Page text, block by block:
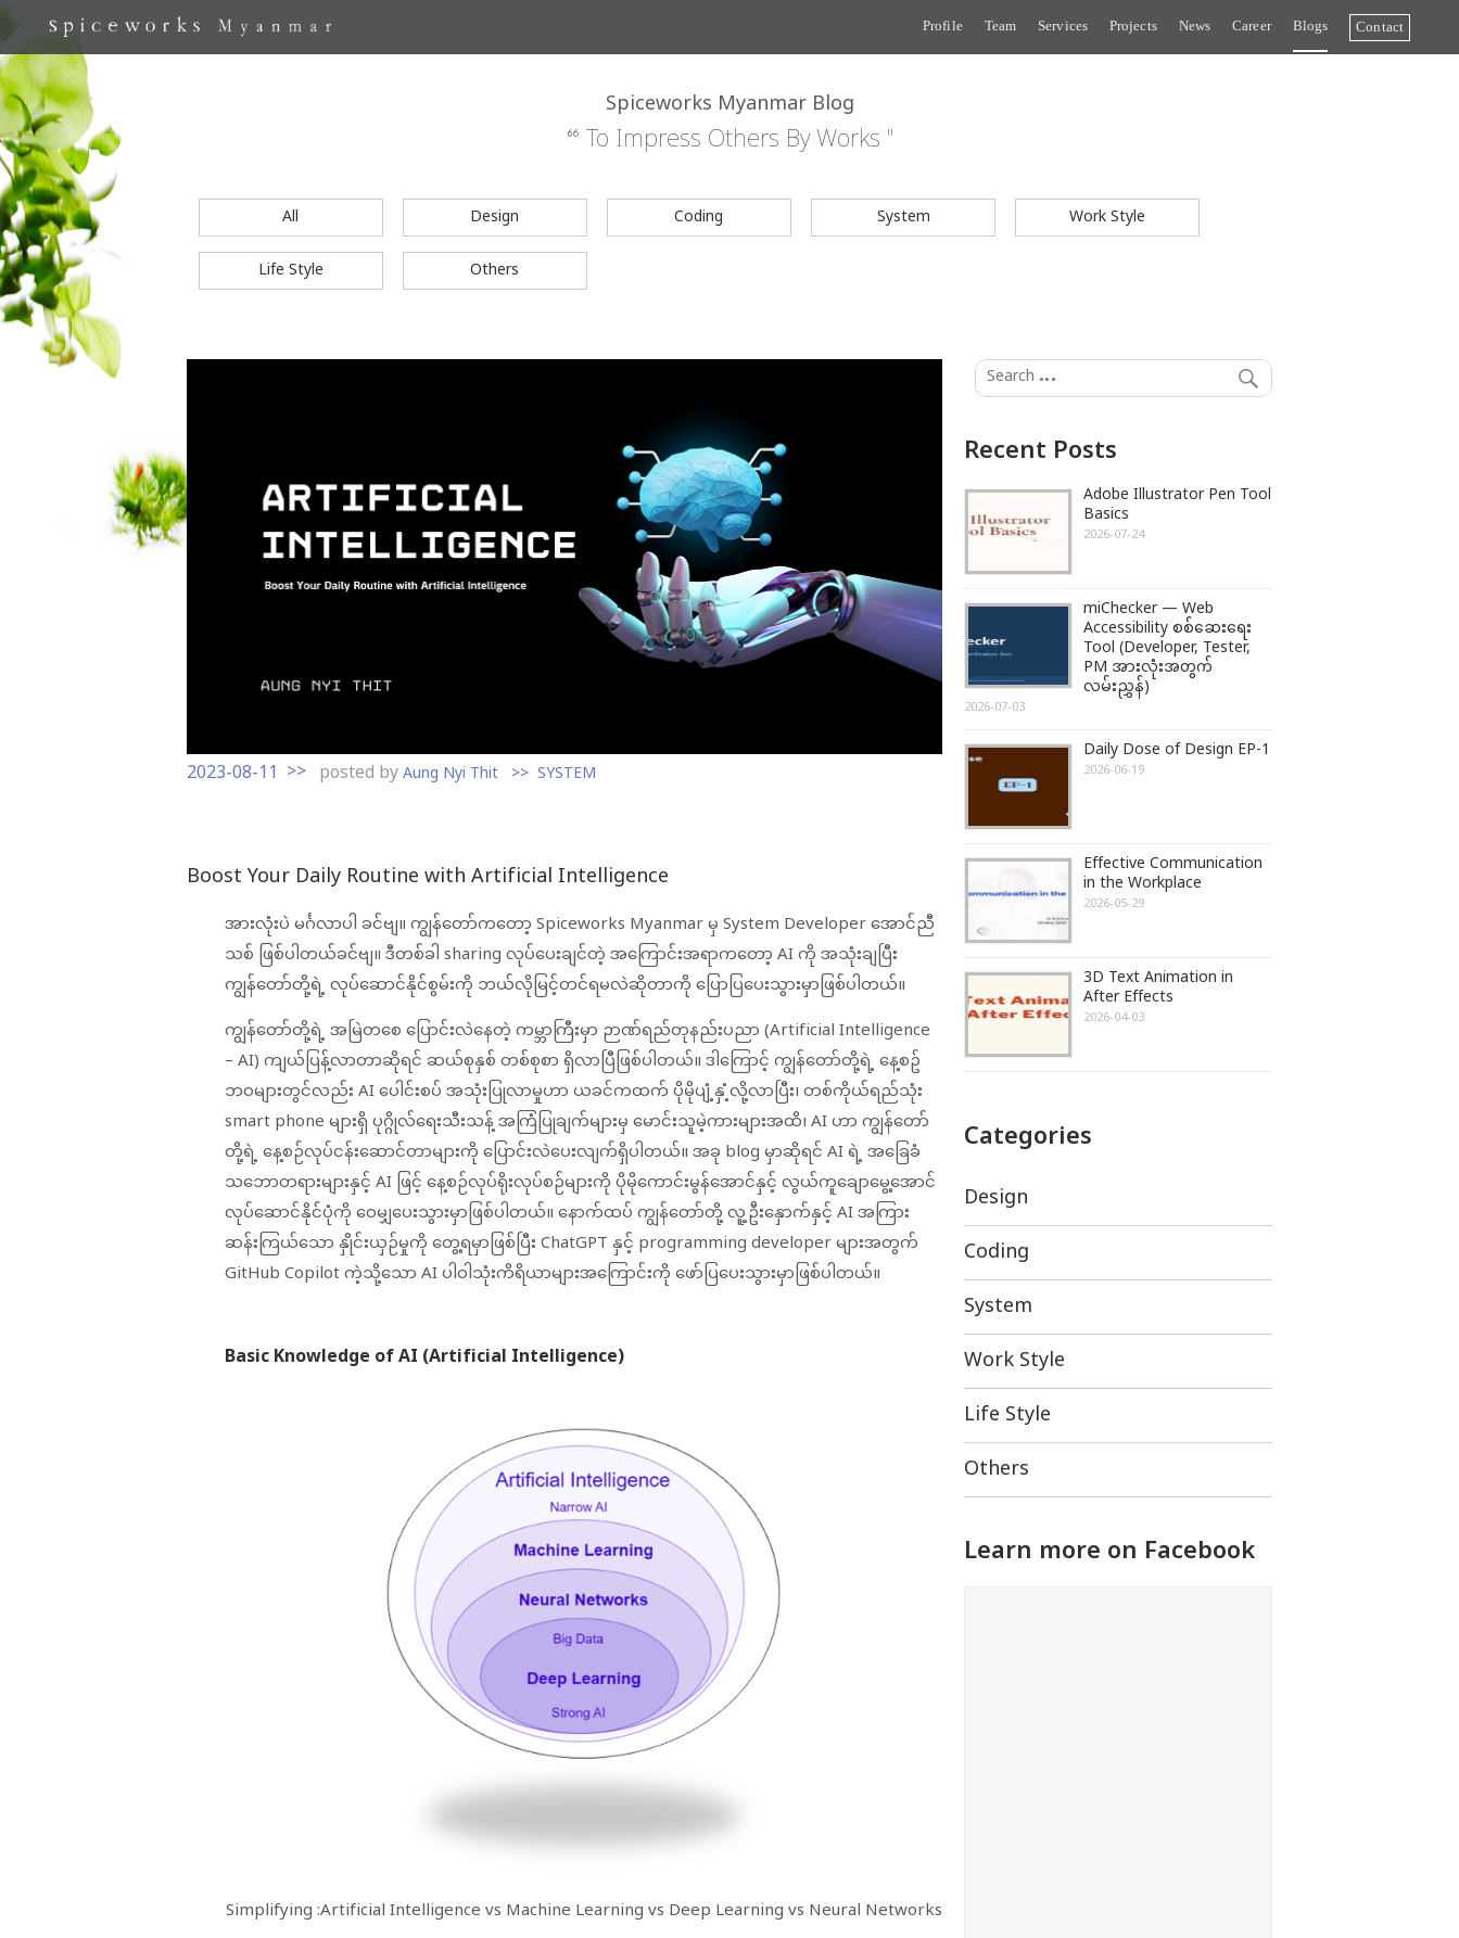
Profile Team Services Projects News Career Blogs Contact
Spiceworks Myanmar Blog
“ To Impress Others By Works "
All Design Coding System
Work Style
Life Style
Others
2023-08-11
posted byAung Nyi Thit SYSTEM
Boost Your Daily Routine with Artificial Intelligence
အားလုံးပဲ မင်္ဂလာပါ ခင်ဗျ။ ကျွန်တော်ကတော့ Spiceworks Myanmar မှ System Developer အောင်ညီ
သစ် ဖြစ်ပါတယ်ခင်ဗျ။ ဒီတစ်ခါ sharing လုပ်ပေးချင်တဲ့ အကြောင်းအရာကတော့ AI ကို အသုံးချပြီး
ကျွန်တော်တို့ရဲ့ လုပ်ဆောင်နိုင်စွမ်းကို ဘယ်လိုမြင့်တင်ရမလဲဆိုတာကို ‌ပြောပြပေးသွားမှာဖြစ်ပါတယ်။
ကျွန်တော်တို့ရဲ့ အမြဲတစေ ပြောင်းလဲနေတဲ့ ကမ္ဘာကြီးမှာ ဉာဏ်ရည်တုနည်းပညာ (Artificial Intelligence
– AI) ကျယ်ပြန့်လာတာဆိုရင် ဆယ်စုနှစ် တစ်စုစာ ရှိလာပြီဖြစ်ပါတယ်။ ဒါကြောင့် ကျွန်တော်တို့ရဲ့ နေ့စဥ်
ဘဝများတွင်လည်း AI ပေါင်းစပ် အသုံးပြုလာမှုဟာ ယခင်ကထက် ပိုမိုပျံ့နှံ့လို့လာပြီး၊ တစ်ကိုယ်ရည်သုံး
smart phone များရှိ ပုဂ္ဂိုလ်ရေးသီးသန့် အကြံပြုချက်များမှ မောင်းသူမဲ့ကားများအထိ၊ AI ဟာ ကျွန်တော်
တို့ရဲ့ နေ့စဉ်လုပ်ငန်းဆောင်တာများကို ပြောင်းလဲပေးလျက်ရှိပါတယ်။ အခု blog မှာဆိုရင် AI ရဲ့ အခြေခံ
သဘောတရားများနှင့် AI ဖြင့် နေ့စဉ်လုပ်ရိုးလုပ်စဉ်များကို ပိုမိုကောင်းမွန်အောင်နှင့် လွယ်ကူချောမွေ့အောင်
လုပ်ဆောင်နိုင်ပုံကို‌ ဝေမျှပေးသွားမှာဖြစ်ပါတယ်။ နောက်ထပ် ကျွန်တော်တို့ လူ့ဦးနှောက်နှင့် AI အကြား
ဆန်းကြယ်သော နှိုင်းယှဉ်မှုကို တွေ့ရမှာဖြစ်ပြီး ChatGPT နှင့် programming developer များအတွက်
GitHub Copilot ကဲ့သို့သော AI ပါဝါသုံးကိရိယာများအကြောင်းကို ဖော်ပြပေးသွားမှာဖြစ်ပါတယ်။
Basic Knowledge of AI (Artificial Intelligence)
Simplifying :Artificial Intelligence vs Machine Learning vs Deep Learning vs Neural Networks
Recent Posts
Adobe Illustrator Pen Tool
Basics
2026-07-24
miChecker — Web
Accessibility စစ်ဆေးရေး
Tool (Developer, Tester,
PM အားလုံးအတွက်
လမ်းညွှန်)
2026-07-03
Daily Dose of Design EP-1
2026-06-19
Effective Communication
in the Workplace
2026-05-29
3D Text Animation in
After Effects
2026-04-03
Categories
Design
Coding
System
Work Style
Life Style
Others
Learn more on Facebook